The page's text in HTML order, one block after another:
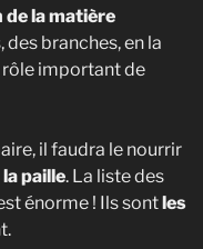
la matière
branches, en la
rôle important de
il faudra le nourrir
paille. La liste des
énorme ! Ils sontles
mon ebook